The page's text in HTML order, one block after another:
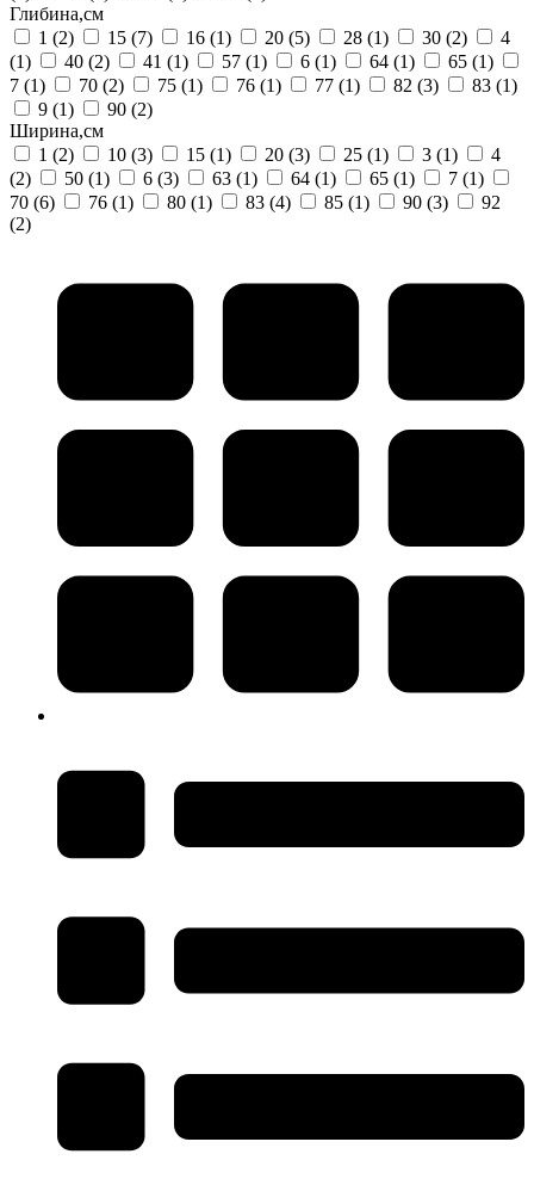
Глибина,см
1 (2) 15 (7) 16 (1) 20 (5) 28 (1) 30 (2)
4
(1)
40 (2) 41 (1) 57 (1) 6 (1) 64 (1) 65 (1)
7 (1) 70 (2) 75 (1) 76 (1) 77 (1) 82 (3) 83 (1)
9 (1) 90 (2)
Ширина,см
1 (2) 10 (3) 15 (1) 20 (3) 25 (1) 3 (1)
4
(2)
50 (1) 6 (3) 63 (1) 64 (1) 65 (1) 7 (1)
70 (6) 76 (1) 80 (1) 83 (4) 85 (1) 90 (3)
92
(2)